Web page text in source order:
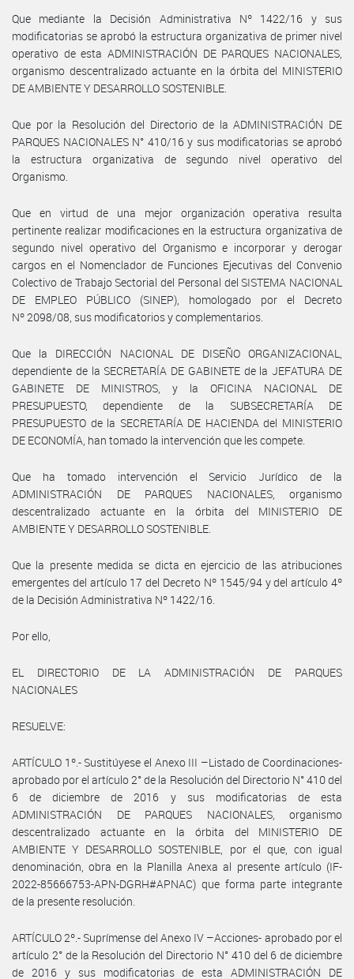
Que mediante la Decisión Administrativa Nº 1422/16 y sus
modificatorias se aprobó la estructura organizativa de primer nivel
operativo de esta ADMINISTRACIÓN DE PARQUES NACIONALES,
organismo descentralizado actuante en la órbita del MINISTERIO
DE AMBIENTE Y DESARROLLO SOSTENIBLE.
Que por la Resolución del Directorio de la ADMINISTRACIÓN DE
PARQUES NACIONALES N° 410/16 y sus modificatorias se aprobó
la estructura organizativa de segundo nivel operativo del
Organismo.
Que en virtud de una mejor organización operativa resulta
pertinente realizar modificaciones en la estructura organizativa de
segundo nivel operativo del Organismo e incorporar y derogar
cargos en el Nomenclador de Funciones Ejecutivas del Convenio
Colectivo de Trabajo Sectorial del Personal del SISTEMA NACIONAL
DE EMPLEO PÚBLICO (SINEP), homologado por el Decreto
Nº 2098/08, sus modificatorios y complementarios.
Que la DIRECCIÓN NACIONAL DE DISEÑO ORGANIZACIONAL,
dependiente de la SECRETARÍA DE GABINETE de la JEFATURA DE
GABINETE DE MINISTROS, y la OFICINA NACIONAL DE
PRESUPUESTO, dependiente de la SUBSECRETARÍA DE
PRESUPUESTO de la SECRETARÍA DE HACIENDA del MINISTERIO
DE ECONOMÍA, han tomado la intervención que les compete.
Que ha tomado intervención el Servicio Jurídico de la
ADMINISTRACIÓN DE PARQUES NACIONALES, organismo
descentralizado actuante en la órbita del MINISTERIO DE
AMBIENTE Y DESARROLLO SOSTENIBLE.
Que la presente medida se dicta en ejercicio de las atribuciones
emergentes del artículo 17 del Decreto Nº 1545/94 y del artículo 4º
de la Decisión Administrativa Nº 1422/16.
Por ello,
EL DIRECTORIO DE LA ADMINISTRACIÓN DE PARQUES
NACIONALES
RESUELVE:
ARTÍCULO 1º.- Sustitúyese el Anexo III –Listado de Coordinaciones-
aprobado por el artículo 2° de la Resolución del Directorio N° 410 del
6 de diciembre de 2016 y sus modificatorias de esta
ADMINISTRACIÓN DE PARQUES NACIONALES, organismo
descentralizado actuante en la órbita del MINISTERIO DE
AMBIENTE Y DESARROLLO SOSTENIBLE, por el que, con igual
denominación, obra en la Planilla Anexa al presente artículo (IF-
2022-85666753-APN-DGRH#APNAC) que forma parte integrante
de la presente resolución.
ARTÍCULO 2º.- Suprímense del Anexo IV –Acciones- aprobado por el
artículo 2° de la Resolución del Directorio N° 410 del 6 de diciembre
de 2016 y sus modificatorias de esta ADMINISTRACIÓN DE